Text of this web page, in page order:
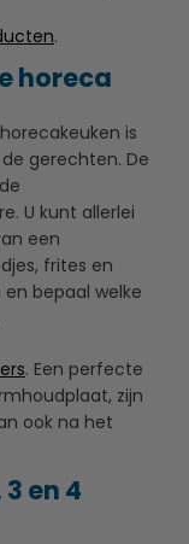
.
horeca
is
gerechten. De
U kunt allerlei
een
frites en
bepaal welke
. Een perfecte
zijn
ook na het
en 4